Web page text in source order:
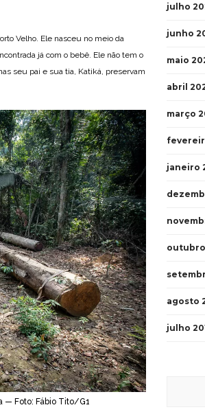
Velho. Ele nasceu no meio da
já com o bebê. Ele não tem o
seu pai e sua tia, Katiká, preservam
— Foto: Fábio Tito/G1
julho
junho
maio
abril
março
janeiro
outubro
agosto
julho